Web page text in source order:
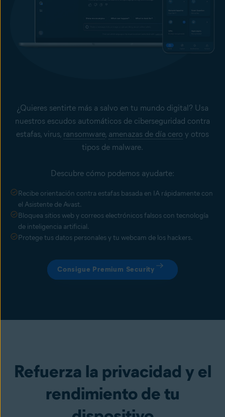
¿Quieres sentirte más a salvo en tu mundo digital? Usa
nuestros escudos automáticos de ciberseguridad contra
estafas, virus, ransomware, amenazas de día cero y otros
tipos de malware.
Descubre cómo podemos ayudarte:
Recibe orientación contra estafas basada en IA rápidamente con
el Asistente de Avast.
Bloquea sitios web y correos electrónicos falsos con tecnología
de inteligencia artificial.
Protege tus datos personales y tu webcam de los hackers.
Consigue Premium Security
Refuerza la privacidad y el
rendimiento de tu